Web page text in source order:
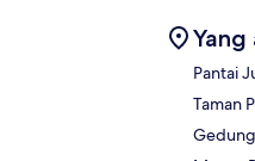
Pantai
Taman